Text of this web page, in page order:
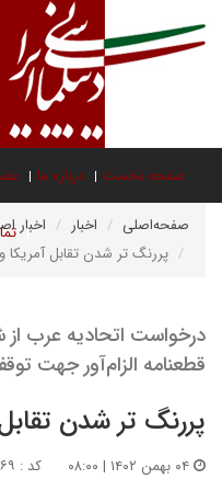
صفحه نخست درباره ما
صفحه‌اصلی اخبار
اخبار
پررنگ تر شدن تقابل آمریکا و
درخواست اتحادیه عرب
قطعنامه الزام‌آور جهت
پررنگ تر شدن تقابل
کد : ۲۰۲۴۲۶۹